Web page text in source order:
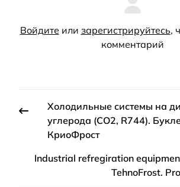
Войдите или зарегистрируйтесь,
комментарий
Холодильные системы на
углерода (СО2, R744).
КриоФрост
Industrial refregiration
TehnoFrost.